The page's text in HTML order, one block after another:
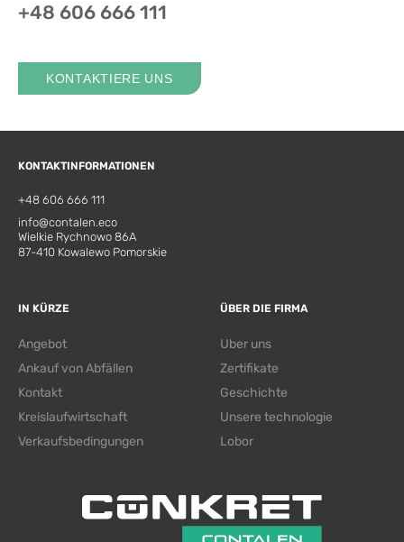
+48 606 666 111
KONTAKTIERE UNS
KONTAKTINFORMATIONEN
+48 606 666 111
info@contalen.eco
Wielkie Rychnowo 86A
87-410 Kowalewo Pomorskie
IN KÜRZE
Angebot
Ankauf von Abfällen
Kontakt
Kreislaufwirtschaft
Verkaufsbedingungen
ÜBER DIE FIRMA
Uber uns
Zertifikate
Geschichte
Unsere technologie
Lobor